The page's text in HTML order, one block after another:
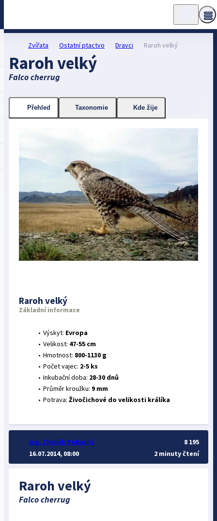
Zvířata Ostatní ptactvo Dravci Raroh velký
Raroh velký
Falco cherrug
Raroh velký
Falco cherrug
Přehled Taxonomie Kde žije
Raroh velký
Základní informace
Výskyt: Evropa
Velikost: 47-55 cm
Hmotnost: 800-1130 g
Počet vajec: 2-5 ks
Inkubační doba: 28-30 dnů
Průměr kroužku: 9 mm
Potrava: Živočichové do velikosti králíka
Ing. Zbyněk Pokorný
16.07.2014, 08:00
8 195
2 minuty čtení